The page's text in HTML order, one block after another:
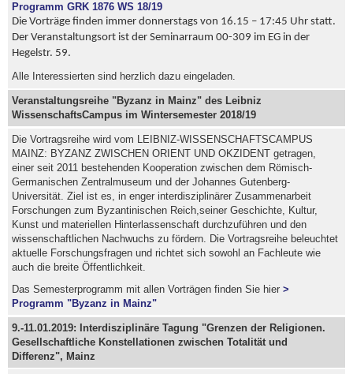
Programm GRK 1876 WS 18/19
Die Vorträge finden immer donnerstags von 16.15 – 17:45 Uhr statt.
Der Veranstaltungsort ist der Seminarraum 00-309 im EG in der
Hegelstr. 59.
Alle Interessierten sind herzlich dazu eingeladen.
Veranstaltungsreihe "Byzanz in Mainz" des Leibniz
WissenschaftsCampus im Wintersemester 2018/19
Die Vortragsreihe wird vom LEIBNIZ-WISSENSCHAFTSCAMPUS
MAINZ: BYZANZ ZWISCHEN ORIENT UND OKZIDENT getragen,
einer seit 2011 bestehenden Kooperation zwischen dem Römisch-
Germanischen Zentralmuseum und der Johannes Gutenberg-
Universität. Ziel ist es, in enger interdisziplinärer Zusammenarbeit
Forschungen zum Byzantinischen Reich,seiner Geschichte, Kultur,
Kunst und materiellen Hinterlassenschaft durchzuführen und den
wissenschaftlichen Nachwuchs zu fördern. Die Vortragsreihe beleuchtet
aktuelle Forschungsfragen und richtet sich sowohl an Fachleute wie
auch die breite Öffentlichkeit.
Das Semesterprogramm mit allen Vorträgen finden Sie hier>
Programm "Byzanz in Mainz"
9.-11.01.2019: Interdisziplinäre Tagung "Grenzen der Religionen.
Gesellschaftliche Konstellationen zwischen Totalität und
Differenz", Mainz